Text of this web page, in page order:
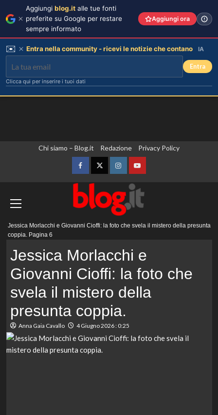
Chi siamo – Blog.it Redazione Privacy Policy
FacebookTwitterInstagramYouTube
principale
Jessica Morlacchi e Giovanni Cioffi: la foto che svela il mistero della presunta
coppia. Pagina 6
Jessica Morlacchi e
Giovanni Cioffi: la foto che
svela il mistero della
presunta coppia.
Anna Gaia Cavallo 4 Giugno 2026 : 0:25
Aggiungi blog.it alle tue fonti
preferite su Google per restare
sempre informato
Aggiungi ora
✉️ Entra nella community - ricevi le notizie che contano IA
Entra
Clicca qui per inserire i tuoi dati